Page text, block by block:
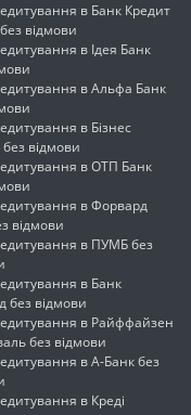
в Банк Кредит
відмови
в Ідея Банк
в Альфа Банк
в Бізнес
відмови
в ОТП Банк
в Форвард
відмови
в ПУМБ без
в Банк
без відмови
в Райффайзен
без відмови
в А-Банк без
в Креді